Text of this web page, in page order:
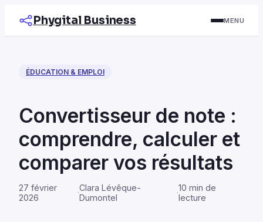
Phygital Business MENU
ÉDUCATION & EMPLOI
Convertisseur de note :
comprendre, calculer et
comparer vos résultats
27 février
2026
·Clara Lévêque-
Dumontel
·10 min de
lecture